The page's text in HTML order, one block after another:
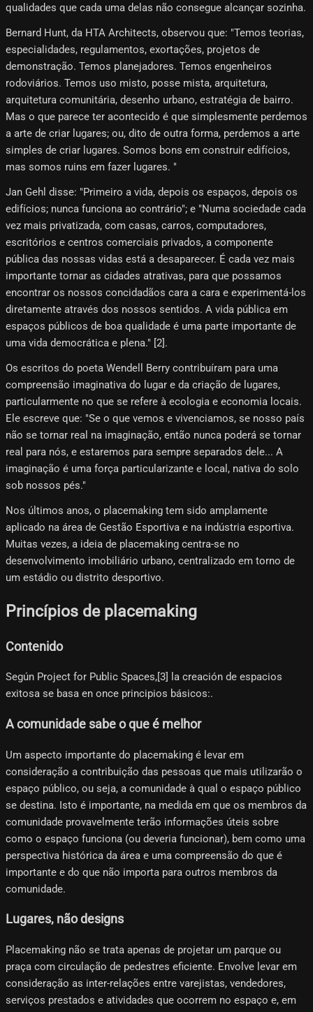
qualidades que cada uma delas não consegue alcançar sozinha.
Bernard Hunt, da HTA Architects, observou que: "Temos teorias,
especialidades, regulamentos, exortações, projetos de
demonstração. Temos planejadores. Temos engenheiros
rodoviários. Temos uso misto, posse mista, arquitetura,
arquitetura comunitária, desenho urbano, estratégia de bairro.
Mas o que parece ter acontecido é que simplesmente perdemos
a arte de criar lugares; ou, dito de outra forma, perdemos a arte
simples de criar lugares. Somos bons em construir edifícios,
mas somos ruins em fazer lugares. "
Jan Gehl disse: "Primeiro a vida, depois os espaços, depois os
edifícios; nunca funciona ao contrário"; e "Numa sociedade cada
vez mais privatizada, com casas, carros, computadores,
escritórios e centros comerciais privados, a componente
pública das nossas vidas está a desaparecer. É cada vez mais
importante tornar as cidades atrativas, para que possamos
encontrar os nossos concidadãos cara a cara e experimentá-los
diretamente através dos nossos sentidos. A vida pública em
espaços públicos de boa qualidade é uma parte importante de
uma vida democrática e plena." [2]​.
Os escritos do poeta Wendell Berry contribuíram para uma
compreensão imaginativa do lugar e da criação de lugares,
particularmente no que se refere à ecologia e economia locais.
Ele escreve que: "Se o que vemos e vivenciamos, se nosso país
não se tornar real na imaginação, então nunca poderá se tornar
real para nós, e estaremos para sempre separados dele... A
imaginação é uma força particularizante e local, nativa do solo
sob nossos pés."
Nos últimos anos, o placemaking tem sido amplamente
aplicado na área de Gestão Esportiva e na indústria esportiva.
Muitas vezes, a ideia de placemaking centra-se no
desenvolvimento imobiliário urbano, centralizado em torno de
um estádio ou distrito desportivo.
Princípios de placemaking
Contenido
Según Project for Public Spaces,[3]​ la creación de espacios
exitosa se basa en once principios básicos:.
A comunidade sabe o que é melhor
Um aspecto importante do placemaking é levar em
consideração a contribuição das pessoas que mais utilizarão o
espaço público, ou seja, a comunidade à qual o espaço público
se destina. Isto é importante, na medida em que os membros da
comunidade provavelmente terão informações úteis sobre
como o espaço funciona (ou deveria funcionar), bem como uma
perspectiva histórica da área e uma compreensão do que é
importante e do que não importa para outros membros da
comunidade.
Lugares, não designs
Placemaking não se trata apenas de projetar um parque ou
praça com circulação de pedestres eficiente. Envolve levar em
consideração as inter-relações entre varejistas, vendedores,
serviços prestados e atividades que ocorrem no espaço e, em